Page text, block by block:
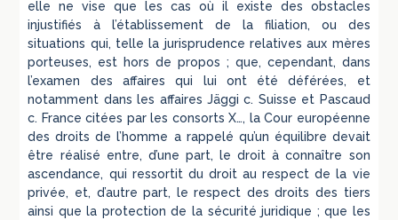
elle ne vise que les cas où il existe des obstacles
injustifiés à l’établissement de la filiation, ou des
situations qui, telle la jurisprudence relatives aux mères
porteuses, est hors de propos ; que, cependant, dans
l’examen des affaires qui lui ont été déférées, et
notamment dans les affaires Jäggi c. Suisse et Pascaud
c. France citées par les consorts X…, la Cour européenne
des droits de l’homme a rappelé qu’un équilibre devait
être réalisé entre, d’une part, le droit à connaître son
ascendance, qui ressortit du droit au respect de la vie
privée, et, d’autre part, le respect des droits des tiers
ainsi que la protection de la sécurité juridique ; que les